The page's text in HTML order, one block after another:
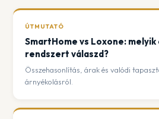
ÚTMUTATÓ
SmartHome vs Loxone:
rendszert válaszd?
Összehasonlítás, árak és valódi
árnyékolásról.